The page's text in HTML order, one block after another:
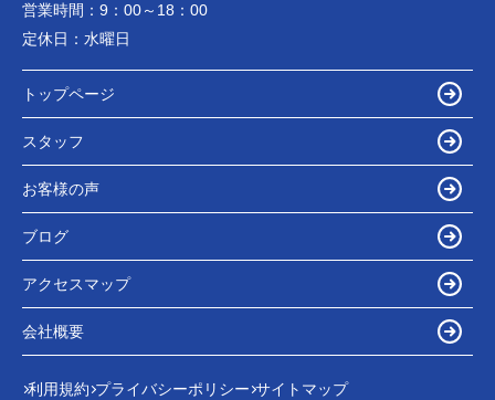
営業時間： 9：00～18：00
定休日： 水曜日
トップページ
スタッフ
お客様の声
ブログ
アクセスマップ
会社概要
利用規約 プライバシーポリシー サイトマップ